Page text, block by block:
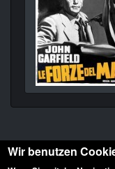
Wir benutzen